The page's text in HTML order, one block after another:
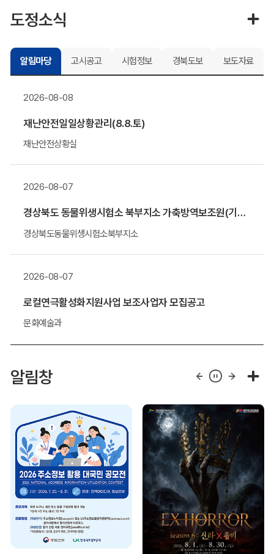
도정소식
알림마당 고시공고 시험정보 경북도보 보도자료
2026-08-08
재난안전일일상황관리(8.8.토)
재난안전상황실
2026-08-07
경상북도 동물위생시험소 북부지소 가축방역보조원(기간제 근로자) 채용 알림
경상북도동물위생시험소북부지소
2026-08-07
로컬연극활성화지원사업 보조사업자 모집공고
문화예술과
알림창